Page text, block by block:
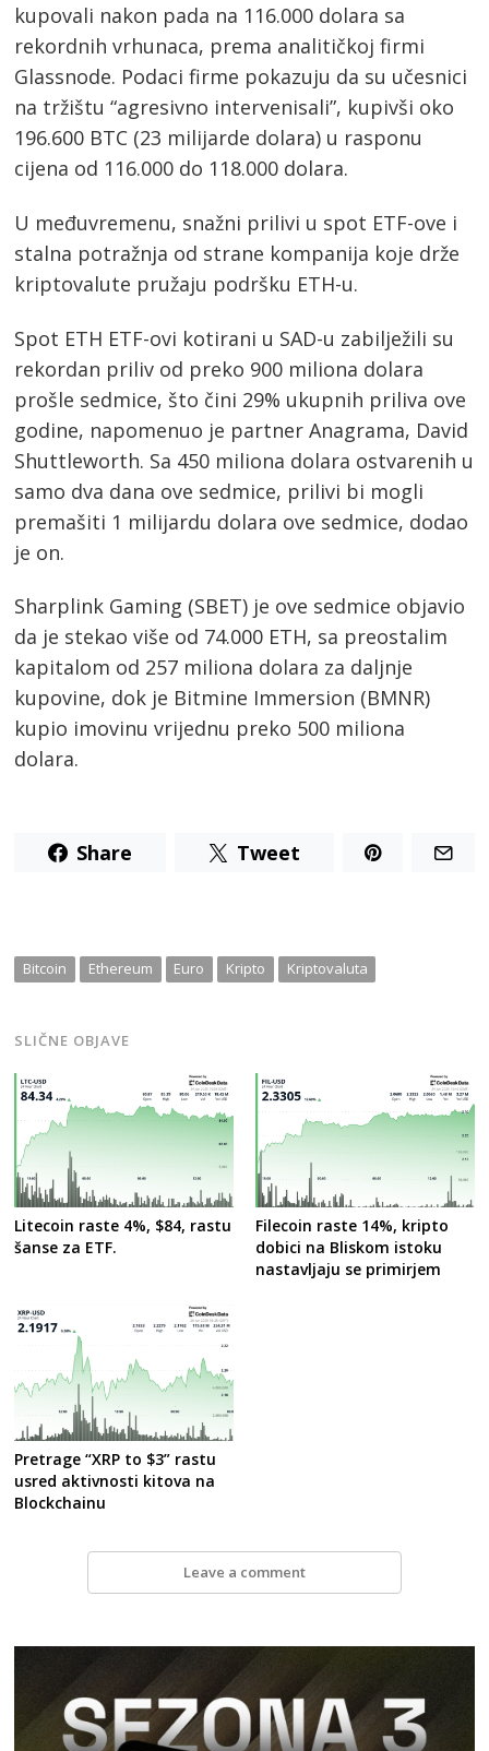
kupovali nakon pada na 116.000 dolara sa
rekordnih vrhunaca, prema analitičkoj firmi
Glassnode. Podaci firme pokazuju da su učesnici
na tržištu “agresivno intervenisali”, kupivši oko
196.600 BTC (23 milijarde dolara) u rasponu
cijena od 116.000 do 118.000 dolara.
U međuvremenu, snažni prilivi u spot ETF-ove i
stalna potražnja od strane kompanija koje drže
kriptovalute pružaju podršku ETH-u.
Spot ETH ETF-ovi kotirani u SAD-u zabilježili su
rekordan priliv od preko 900 miliona dolara
prošle sedmice, što čini 29% ukupnih priliva ove
godine, napomenuo je partner Anagrama, David
Shuttleworth. Sa 450 miliona dolara ostvarenih u
samo dva dana ove sedmice, prilivi bi mogli
premašiti 1 milijardu dolara ove sedmice, dodao
je on.
Sharplink Gaming (SBET) je ove sedmice objavio
da je stekao više od 74.000 ETH, sa preostalim
kapitalom od 257 miliona dolara za daljnje
kupovine, dok je Bitmine Immersion (BMNR)
kupio imovinu vrijednu preko 500 miliona
dolara.
Share Tweet
Bitcoin Ethereum Euro Kripto Kriptovaluta
SLIČNE OBJAVE
Litecoin raste 4%, $84, rastu
šanse za ETF.
Filecoin raste 14%, kripto
dobici na Bliskom istoku
nastavljaju se primirjem
Pretrage “XRP to $3” rastu
usred aktivnosti kitova na
Blockchainu
Leave a comment
Post
navigation